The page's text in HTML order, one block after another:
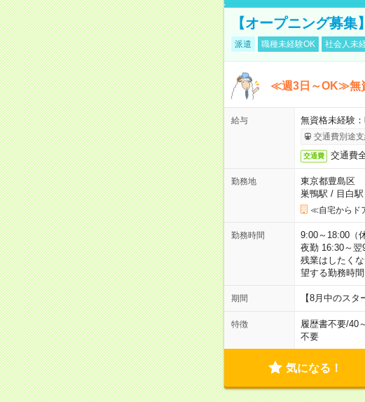
【オープニング募
派遣 職種未経験OK 社会人未
≪週3日～OK≫無
給与 無資格未経験
交通費別途支
交通費 交通費
勤務地
東京都豊島区
巣鴨駅 / 目白駅
≪自宅からド
勤務時間
9:00～18:00（
夜勤 16:30～
残業はしたく
望する勤務時
期間 【8月中のス
特徴 履歴書不要/40
不要
気になる！